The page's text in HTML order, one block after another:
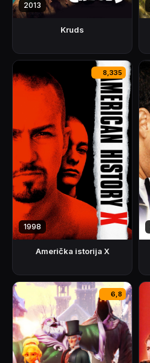
2013
Kruds
8,335
1998
Američka istorija X
6,8